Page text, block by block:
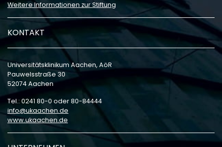
Weitere Informationen zur Stiftung
KONTAKT
Universitätsklinikum Aachen, AöR
Pauwelsstraße 30
52074 Aachen
Tel.: 0241 80-0 oder 80-84444
info
ukaachen de
www.ukaachen.de